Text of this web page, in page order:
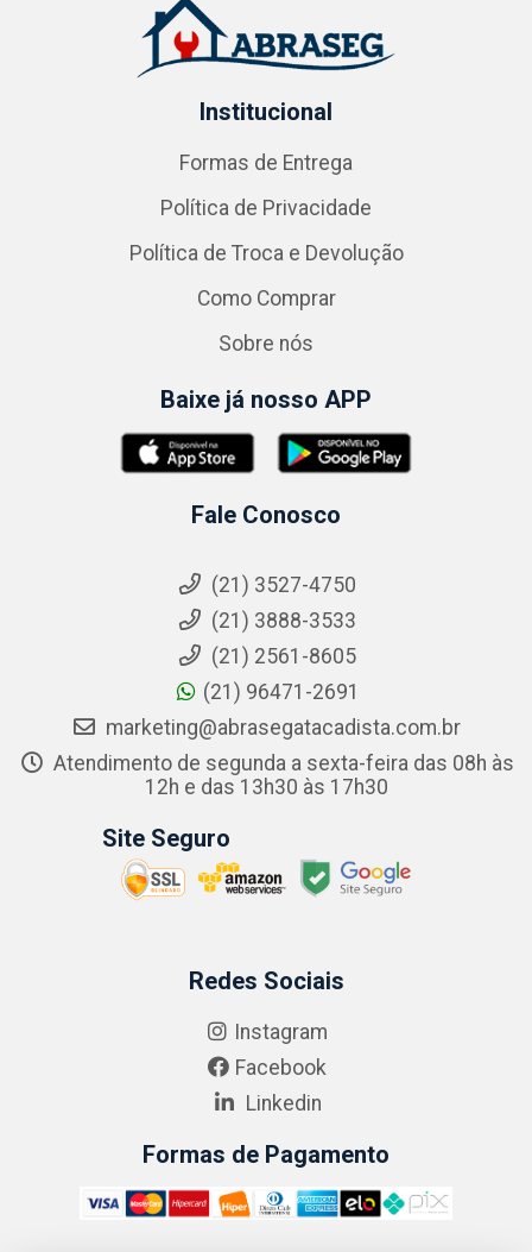
Institucional
Formas de Entrega
Política de Privacidade
Política de Troca e Devolução
Como Comprar
Sobre nós
Baixe já nosso APP
Fale Conosco
(21) 3527-4750
(21) 3888-3533
(21) 2561-8605
(21) 96471-2691
marketing@abrasegatacadista.com.br
Atendimento de segunda a sexta-feira das 08h às
12h e das 13h30 às 17h30
Site Seguro
Redes Sociais
Instagram
Facebook
Linkedin
Formas de Pagamento